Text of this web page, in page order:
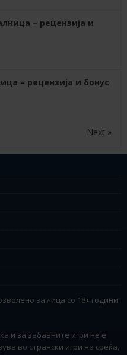
– рецензија и
– рецензија и бонус
Next »
за лица со 18+ години.
и за забавните игри не е
во странски игри на среќа,